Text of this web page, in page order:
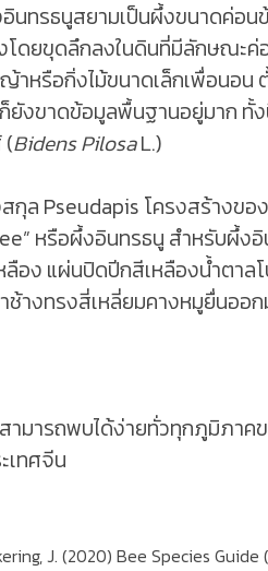
นทรธนูสยามเป็นผึ้งขนาดค่อน
โดยขุดลึกลงในดินที่มีลักษณะ
าหรือกิ่งไม้ขนาดเล็กเพื่อนอน
ยังขาดข้อมูลพื้นฐานอยู่มาก ทั้
(Bidens PilosaL.)
กุล Pseudapis โครงสร้างข
หรือผึ้งอินทรธนู สำหรับผึ้
ลือง แผ่นปิดปีกสีเหลืองน้ำตา
ช้างทรงสี่เหลี่ยมคางหมูยื่นออ
สามารถพบได้ง่ายทั่วทุกภูมิภาคข
เทศจีน
J. (2020) Bee Species